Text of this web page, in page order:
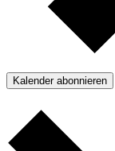
Kalender abonnieren